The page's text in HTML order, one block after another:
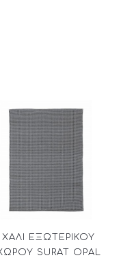
ΧΑΛΙ ΕΞΩΤΕΡΙΚΟΥ
SURAT OPAL